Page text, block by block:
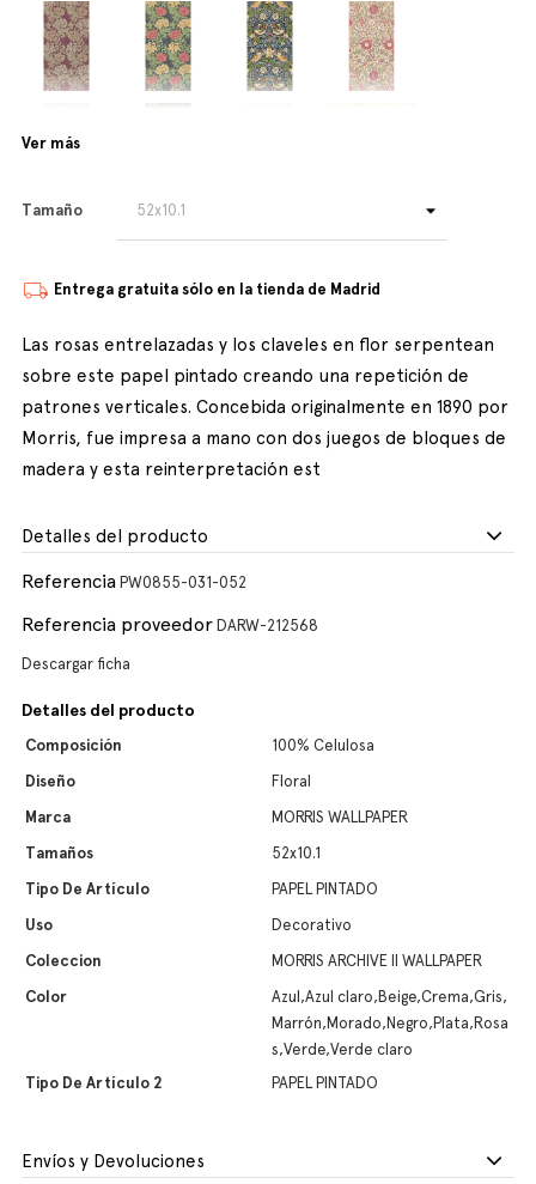
Ver más
Tamaño
Entrega gratuita sólo en la tienda de Madrid
Las rosas entrelazadas y los claveles en flor serpentean
sobre este papel pintado creando una repetición de
patrones verticales. Concebida originalmente en 1890 por
Morris, fue impresa a mano con dos juegos de bloques de
madera y esta reinterpretación est
Detalles del producto
Referencia PW0855-031-052
Referencia proveedor DARW-212568
Descargar ficha
Detalles del producto
Composición
100% Celulosa
Diseño
Floral
Marca
MORRIS WALLPAPER
Tamaños
52x10.1
Tipo De Artículo
PAPEL PINTADO
Uso
Decorativo
Coleccion
MORRIS ARCHIVE II WALLPAPER
Color
Azul,Azul claro,Beige,Crema,Gris,
Marrón,Morado,Negro,Plata,Rosa
s,Verde,Verde claro
Tipo De Artículo 2
PAPEL PINTADO
Envíos y Devoluciones